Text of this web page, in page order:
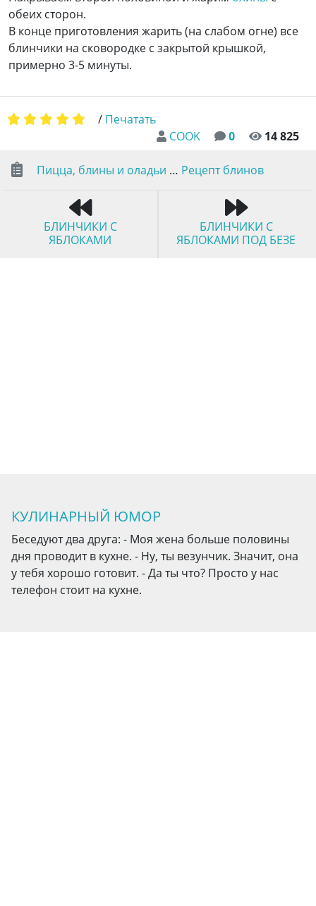
обеих сторон.
В конце приготовления жарить (на слабом огне) все
блинчики на сковородке с закрытой крышкой,
примерно 3-5 минуты.
COOK 0 14 825
/ Печатать
Пицца, блины и оладьи … Рецепт блинов
БЛИНЧИКИ С
ЯБЛОКАМИ
БЛИНЧИКИ С
ЯБЛОКАМИ ПОД БЕЗЕ
КУЛИНАРНЫЙ ЮМОР
Беседуют два друга: - Моя жена больше половины
дня проводит в кухне. - Ну, ты везунчик. Значит, она
у тебя хорошо готовит. - Да ты что? Просто у нас
телефон стоит на кухне.